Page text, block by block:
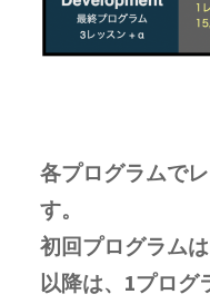
各プログラムで
す。
初回プログラムは
以降は、1プログ